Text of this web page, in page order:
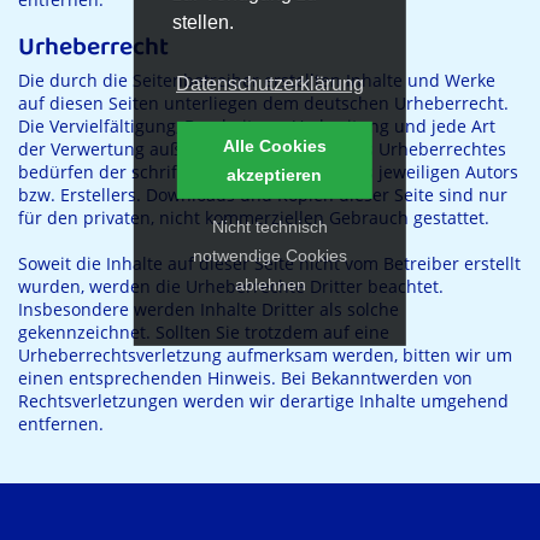
stellen.
Datenschutzerklärung
Nicht technisch
notwendige Cookies
ablehnen
Alle Cookies
akzeptieren
Urheberrecht
Die durch die Seitenbetreiber erstellten Inhalte und Werke
auf diesen Seiten unterliegen dem deutschen Urheberrecht.
Die Vervielfältigung, Bearbeitung, Verbreitung und jede Art
der Verwertung außerhalb der Grenzen des Urheberrechtes
bedürfen der schriftlichen Zustimmung des jeweiligen Autors
bzw. Erstellers. Downloads und Kopien dieser Seite sind nur
für den privaten, nicht kommerziellen Gebrauch gestattet.
Soweit die Inhalte auf dieser Seite nicht vom Betreiber erstellt
wurden, werden die Urheberrechte Dritter beachtet.
Insbesondere werden Inhalte Dritter als solche
gekennzeichnet. Sollten Sie trotzdem auf eine
Urheberrechtsverletzung aufmerksam werden, bitten wir um
einen entsprechenden Hinweis. Bei Bekanntwerden von
Rechtsverletzungen werden wir derartige Inhalte umgehend
entfernen.